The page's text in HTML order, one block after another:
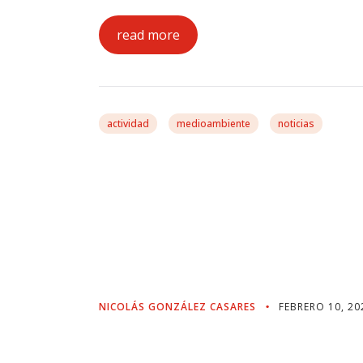
read more
actividad medioambiente noticias
NICOLÁS GONZÁLEZ CASARES FEBRERO 10,